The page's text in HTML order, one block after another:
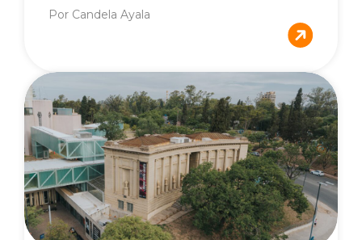
Por Candela Ayala